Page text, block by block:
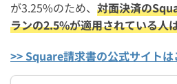
が3.25%のため、 対面決済の
ランの2.5%が適用されている人
>> Square請求書の公式サイトは